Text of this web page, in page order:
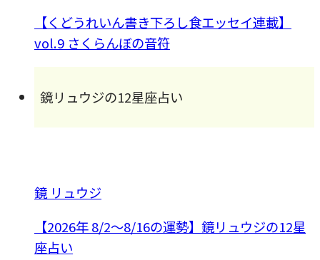
【くどうれいん書き下ろし食エッセイ連載】
vol.9 さくらんぼの音符
鏡リュウジの12星座占い
鏡 リュウジ
【2026年 8/2〜8/16の運勢】鏡リュウジの12星
座占い